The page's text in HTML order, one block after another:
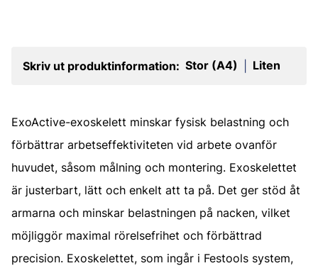
Skriv ut produktinformation: Stor (A4) Liten
ExoActive-exoskelett minskar fysisk belastning och
förbättrar arbetseffektiviteten vid arbete ovanför
huvudet, såsom målning och montering. Exoskelettet
är justerbart, lätt och enkelt att ta på. Det ger stöd åt
armarna och minskar belastningen på nacken, vilket
möjliggör maximal rörelsefrihet och förbättrad
precision. Exoskelettet, som ingår i Festools system,